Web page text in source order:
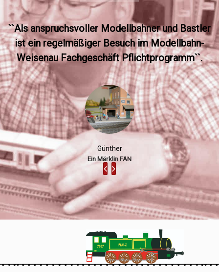
``Als anspruchsvoller Modellbahner und Bastler
ist ein regelmäßiger Besuch im Modellbahn-
Weisenau Fachgeschäft Pflichtprogramm``.
Günther
Ein Märklin FAN